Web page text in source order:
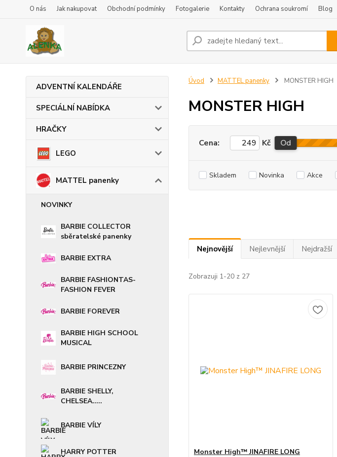
O nás Jak nakupovat Obchodní podmínky Fotogalerie Kontakty Ochrana soukromí Blog
ADVENTNÍ KALENDÁŘE
SPECIÁLNÍ NABÍDKA
HRAČKY
LEGO
MATTEL panenky
NOVINKY
BARBIE COLLECTOR
sběratelské panenky
BARBIE EXTRA
BARBIE FASHIONTAS-
FASHION FEVER
BARBIE FOREVER
BARBIE HIGH SCHOOL
MUSICAL
BARBIE PRINCEZNY
BARBIE SHELLY,
CHELSEA.....
BARBIE VÍLY
HARRY POTTER
Úvod MATTEL panenky MONSTER HIGH
MONSTER HIGH
Cena: Kč Od
Skladem Novinka Akce
Nejnovější Nejlevnější Nejdražší
Zobrazuji 1-20 z 27
Monster High™ JINAFIRE LONG